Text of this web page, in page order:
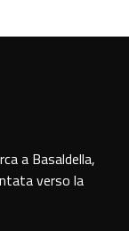
a Basaldella,
verso la